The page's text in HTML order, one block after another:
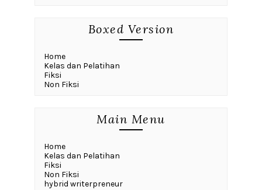
Boxed Version
Home
Kelas dan Pelatihan
Fiksi
Non Fiksi
Main Menu
Home
Kelas dan Pelatihan
Fiksi
Non Fiksi
hybrid writerpreneur